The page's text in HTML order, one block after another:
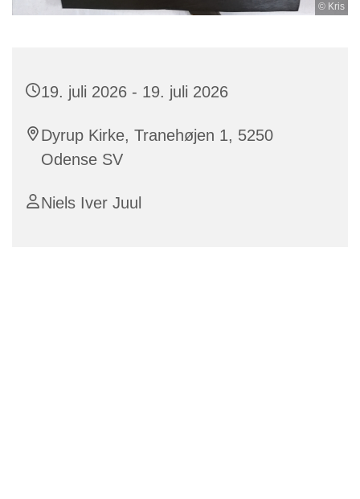
© Kris
19. juli 2026 - 19. juli 2026
Dyrup Kirke, Tranehøjen 1, 5250
Odense SV
Niels Iver Juul